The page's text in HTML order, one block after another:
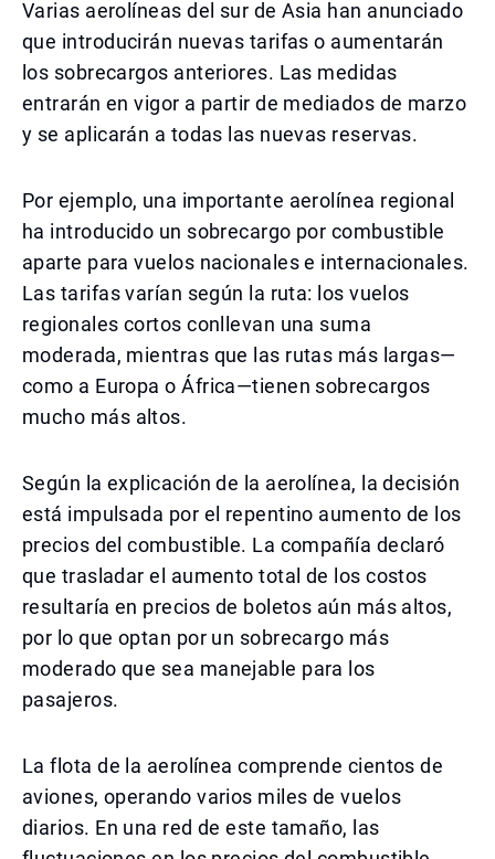
Varias aerolíneas del sur de Asia han anunciado
que introducirán nuevas tarifas o aumentarán
los sobrecargos anteriores. Las medidas
entrarán en vigor a partir de mediados de marzo
y se aplicarán a todas las nuevas reservas.
Por ejemplo, una importante aerolínea regional
ha introducido un sobrecargo por combustible
aparte para vuelos nacionales e internacionales.
Las tarifas varían según la ruta: los vuelos
regionales cortos conllevan una suma
moderada, mientras que las rutas más largas—
como a Europa o África—tienen sobrecargos
mucho más altos.
Según la explicación de la aerolínea, la decisión
está impulsada por el repentino aumento de los
precios del combustible. La compañía declaró
que trasladar el aumento total de los costos
resultaría en precios de boletos aún más altos,
por lo que optan por un sobrecargo más
moderado que sea manejable para los
pasajeros.
La flota de la aerolínea comprende cientos de
aviones, operando varios miles de vuelos
diarios. En una red de este tamaño, las